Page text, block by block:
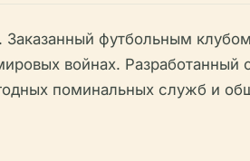
футбольным
войнах. Разработанный
поминальных служб и